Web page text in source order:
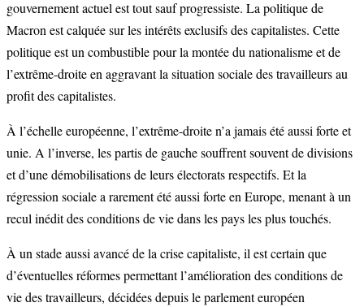
gouvernement actuel est tout sauf progressiste. La politique de
Macron est calquée sur les intérêts exclusifs des capitalistes. Cette
politique est un combustible pour la montée du nationalisme et de
l’extrême-droite en aggravant la situation sociale des travailleurs au
profit des capitalistes.
À l’échelle européenne, l’extrême-droite n’a jamais été aussi forte et
unie. A l’inverse, les partis de gauche souffrent souvent de divisions
et d’une démobilisations de leurs électorats respectifs. Et la
régression sociale a rarement été aussi forte en Europe, menant à un
recul inédit des conditions de vie dans les pays les plus touchés.
À un stade aussi avancé de la crise capitaliste, il est certain que
d’éventuelles réformes permettant l’amélioration des conditions de
vie des travailleurs, décidées depuis le parlement européen